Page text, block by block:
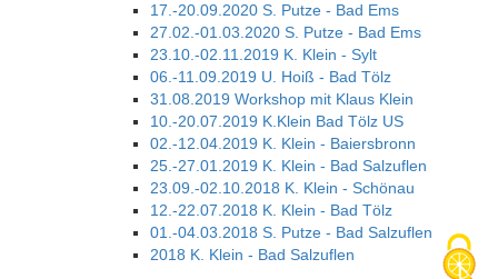
17.-20.09.2020 S. Putze - Bad Ems
27.02.-01.03.2020 S. Putze - Bad Ems
23.10.-02.11.2019 K. Klein - Sylt
06.-11.09.2019 U. Hoiß - Bad Tölz
31.08.2019 Workshop mit Klaus Klein
10.-20.07.2019 K.Klein Bad Tölz US
02.-12.04.2019 K. Klein - Baiersbronn
25.-27.01.2019 K. Klein - Bad Salzuflen
23.09.-02.10.2018 K. Klein - Schönau
12.-22.07.2018 K. Klein - Bad Tölz
01.-04.03.2018 S. Putze - Bad Salzuflen
2018 K. Klein - Bad Salzuflen